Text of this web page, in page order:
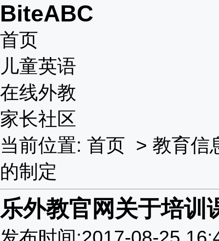
BiteABC
首页
儿童英语
在线外教
家长社区
当前位置: 首页 > 教育信
的制定
乐外教官网关于培训